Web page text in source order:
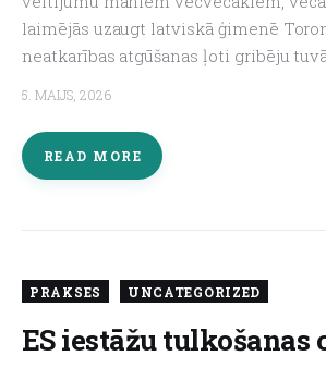
laimējās uzaugt latviskā ģimenē
neatkarības atgūšanas ļoti gribēju
5. MAIJS, 2026
READ MORE
PRAKSES UNCATEGORIZED
ES iestāžu tulkošanas